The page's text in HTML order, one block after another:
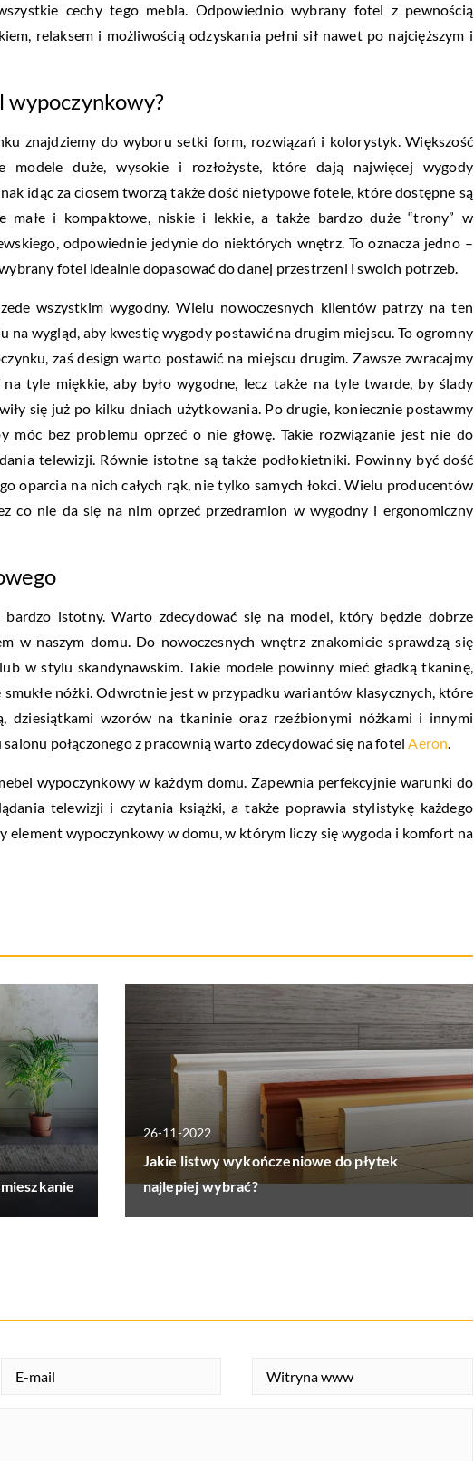
cechy tego mebla. Odpowiednio wybrany fotel z pewnością
relaksem i możliwością odzyskania pełni sił nawet po najcięższym i
wypoczynkowy?
znajdziemy do wyboru setki form, rozwiązań i kolorystyk. Większość
modele duże, wysokie i rozłożyste, które dają najwięcej wygody
idąc za ciosem tworzą także dość nietypowe fotele, które dostępne są
małe i kompaktowe, niskie i lekkie, a także bardzo duże “trony” w
odpowiednie jedynie do niektórych wnętrz. To oznacza jedno –
fotel idealnie dopasować do danej przestrzeni i swoich potrzeb.
wszystkim wygodny. Wielu nowoczesnych klientów patrzy na ten
na wygląd, aby kwestię wygody postawić na drugim miejscu. To ogromny
zaś design warto postawić na miejscu drugim. Zawsze zwracajmy
tyle miękkie, aby było wygodne, lecz także na tyle twarde, by ślady
się już po kilku dniach użytkowania. Po drugie, koniecznie postawmy
móc bez problemu oprzeć o nie głowę. Takie rozwiązanie jest nie do
telewizji. Równie istotne są także podłokietniki. Powinny być dość
oparcia na nich całych rąk, nie tylko samych łokci. Wielu producentów
co nie da się na nim oprzeć przedramion w wygodny i ergonomiczny
istotny. Warto zdecydować się na model, który będzie dobrze
w naszym domu. Do nowoczesnych wnętrz znakomicie sprawdzą się
w stylu skandynawskim. Takie modele powinny mieć gładką tkaninę,
nóżki. Odwrotnie jest w przypadku wariantów klasycznych, które
dziesiątkami wzorów na tkaninie oraz rzeźbionymi nóżkami i innymi
połączonego z pracownią warto zdecydować się na fotelAeron.
wypoczynkowy w każdym domu. Zapewnia perfekcyjnie warunki do
telewizji i czytania książki, a także poprawia stylistykę każdego
element wypoczynkowy w domu, w którym liczy się wygoda i komfort na
26-11-2022
Jakie listwy wykończeniowe do płytek
najlepiej wybrać?